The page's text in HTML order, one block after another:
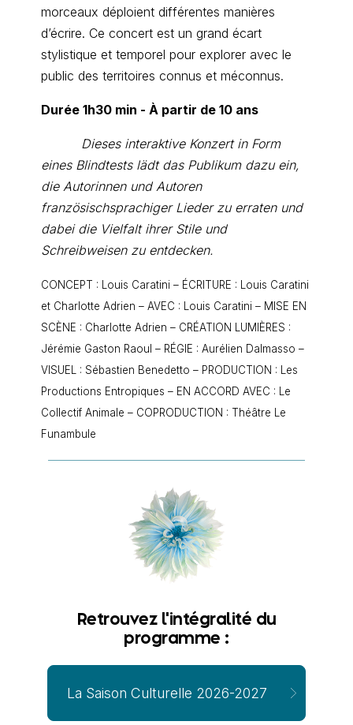
morceaux déploient différentes manières
d’écrire. Ce concert est un grand écart
stylistique et temporel pour explorer avec le
public des territoires connus et méconnus.
Durée 1h30 min - À partir de 10 ans
Dieses interaktive Konzert in Form
eines Blindtests lädt das Publikum dazu ein,
die Autorinnen und Autoren
französischsprachiger Lieder zu erraten und
dabei die Vielfalt ihrer Stile und
Schreibweisen zu entdecken.
CONCEPT : Louis Caratini – ÉCRITURE : Louis Caratini
et Charlotte Adrien – AVEC : Louis Caratini – MISE EN
SCÈNE : Charlotte Adrien – CRÉATION LUMIÈRES :
Jérémie Gaston Raoul – RÉGIE : Aurélien Dalmasso –
VISUEL : Sébastien Benedetto – PRODUCTION : Les
Productions Entropiques – EN ACCORD AVEC : Le
Collectif Animale – COPRODUCTION : Théâtre Le
Funambule
Retrouvez l'intégralité du
programme :
La Saison Culturelle 2026-2027